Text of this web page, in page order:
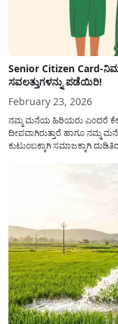
Senior Citizen Card-
ಸವಲತ್ತುಗಳನ್ನು ಪಡೆಯಿರಿ!
February 23, 2026
ನಮ್ಮ ಮನೆಯ ಹಿರಿಯರು ಎಂದರೆ
ದೀಪವಾಗಿರುತ್ತಾರೆ ಹಾಗೂ ನಮ್ಮ
ಕುಟುಂಬಕ್ಕಾಗಿ ಸಮಾಜಕ್ಕಾಗಿ
ಜೀವನವನ್ನು ನೆಮ್ಮದಿಯಿಂದ